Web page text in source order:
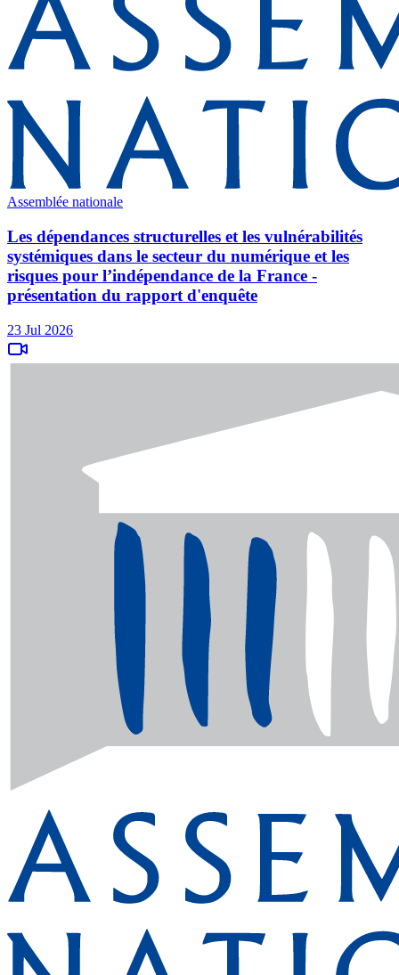
Assemblée nationale
Les dépendances structurelles et les vulnérabilités
systémiques dans le secteur du numérique et les
risques pour l’indépendance de la France -
présentation du rapport d'enquête
23 Jul 2026